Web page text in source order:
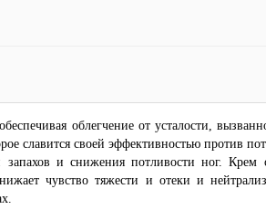
облегчение от усталости,
славится своей эффективностью против
запахов и снижения потливости ног.
чувство тяжести и отеки и